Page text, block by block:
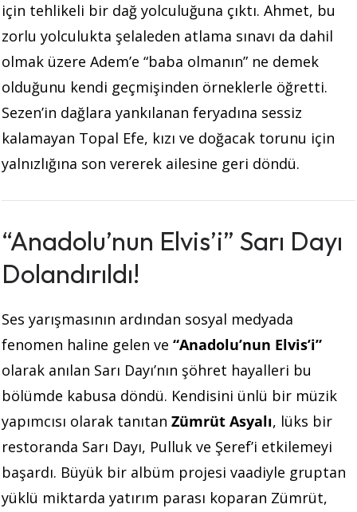
için tehlikeli bir dağ yolculuğuna çıktı. Ahmet, bu
zorlu yolculukta şelaleden atlama sınavı da dahil
olmak üzere Adem’e “baba olmanın” ne demek
olduğunu kendi geçmişinden örneklerle öğretti.
Sezen’in dağlara yankılanan feryadına sessiz
kalamayan Topal Efe, kızı ve doğacak torunu için
yalnızlığına son vererek ailesine geri döndü.
“Anadolu’nun Elvis’i” Sarı Dayı
Dolandırıldı!
Ses yarışmasının ardından sosyal medyada
fenomen haline gelen ve “Anadolu’nun Elvis’i”
olarak anılan Sarı Dayı’nın şöhret hayalleri bu
bölümde kabusa döndü. Kendisini ünlü bir müzik
yapımcısı olarak tanıtan Zümrüt Asyalı, lüks bir
restoranda Sarı Dayı, Pulluk ve Şeref’i etkilemeyi
başardı. Büyük bir albüm projesi vaadiyle gruptan
yüklü miktarda yatırım parası koparan Zümrüt,